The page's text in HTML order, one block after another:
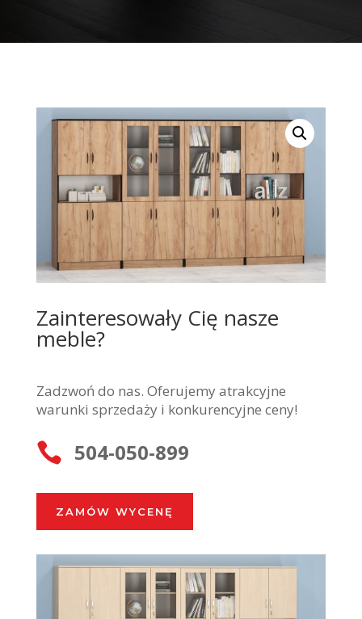
Zainteresowały Cię nasze
meble?
Zadzwoń do nas. Oferujemy atrakcyjne
warunki sprzedaży i konkurencyjne ceny!
 504-050-899
ZAMÓW WYCENĘ